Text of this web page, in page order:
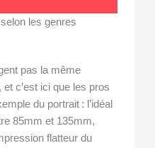
les genres
pas la même
c’est ici que les pros
du portrait : l’idéal
85mm et 135mm,
flatteur du